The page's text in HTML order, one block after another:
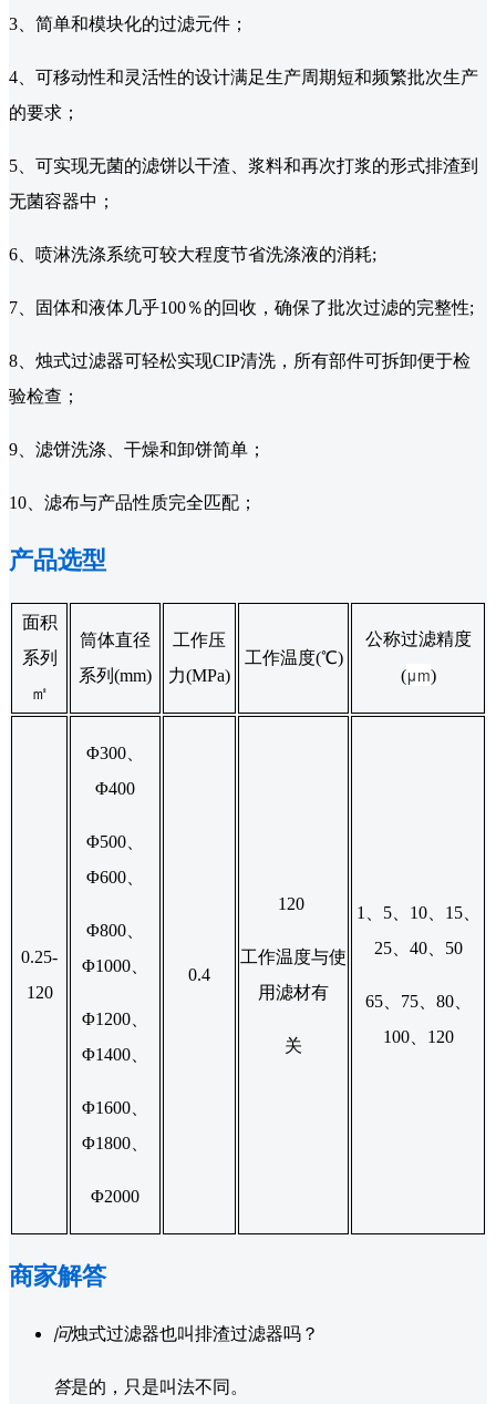
3、简单和模块化的过滤元件；
4、可移动性和灵活性的设计满足生产周期短和频繁批次生产
的要求；
5、可实现无菌的滤饼以干渣、浆料和再次打浆的形式排渣到
无菌容器中；
6、喷淋洗涤系统可较大程度节省洗涤液的消耗;
7、固体和液体几乎100％的回收，确保了批次过滤的完整性;
8、烛式过滤器可轻松实现CIP清洗，所有部件可拆卸便于检
验检查；
9、滤饼洗涤、干燥和卸饼简单；
10、滤布与产品性质完全匹配；
产品选型
面积
系列
㎡
筒体直径
系列(mm)
工作压
力(MPa)
工作温度(℃)
公称过滤精度
(μm)
0.25-
120
Φ300、
Φ400
Φ500、
Φ600、
Φ800、
Φ1000、
Φ1200、
Φ1400、
Φ1600、
Φ1800、
Φ2000
0.4
120
工作温度与使
用滤材有
关
1、5、10、15、
25、40、50
65、75、80、
100、120
商家解答
问烛式过滤器也叫排渣过滤器吗？
答是的，只是叫法不同。